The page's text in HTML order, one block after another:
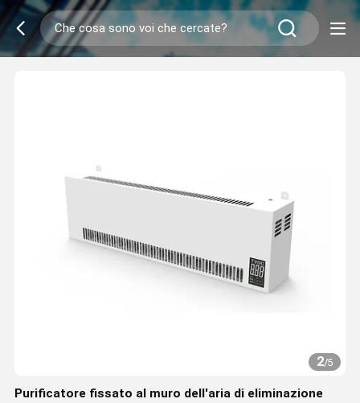
2/5
Purificatore fissato al muro dell'aria di eliminazione